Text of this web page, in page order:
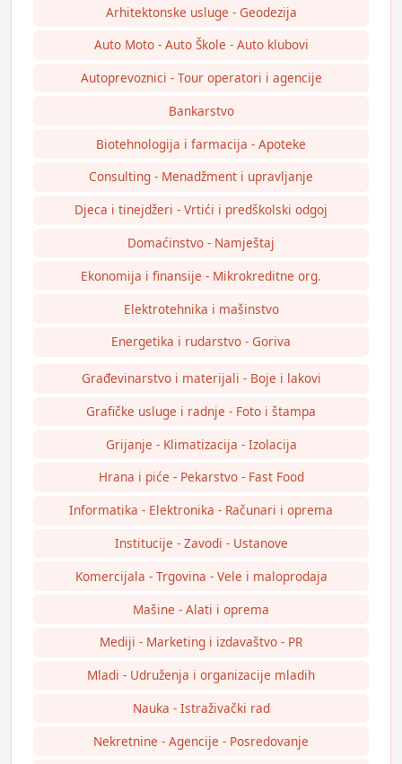
Arhitektonske usluge - Geodezija
Auto Moto - Auto Škole - Auto klubovi
Autoprevoznici - Tour operatori i agencije
Bankarstvo
Biotehnologija i farmacija - Apoteke
Consulting - Menadžment i upravljanje
Djeca i tinejdžeri - Vrtići i predškolski odgoj
Domaćinstvo - Namještaj
Ekonomija i finansije - Mikrokreditne org.
Elektrotehnika i mašinstvo
Energetika i rudarstvo - Goriva
Građevinarstvo i materijali - Boje i lakovi
Grafičke usluge i radnje - Foto i štampa
Grijanje - Klimatizacija - Izolacija
Hrana i piće - Pekarstvo - Fast Food
Informatika - Elektronika - Računari i oprema
Institucije - Zavodi - Ustanove
Komercijala - Trgovina - Vele i maloprodaja
Mašine - Alati i oprema
Mediji - Marketing i izdavaštvo - PR
Mladi - Udruženja i organizacije mladih
Nauka - Istraživački rad
Nekretnine - Agencije - Posredovanje